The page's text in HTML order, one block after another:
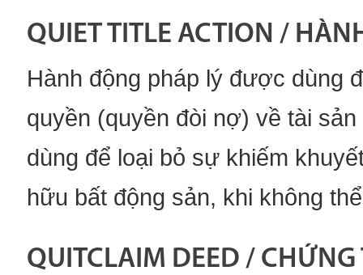
QUIET TITLE ACTION /
Hành động pháp lý được dùng
quyền (quyền đòi nợ) về tài
dùng để loại bỏ sự khiếm
hữu bất động sản, khi không
QUITCLAIM DEED /